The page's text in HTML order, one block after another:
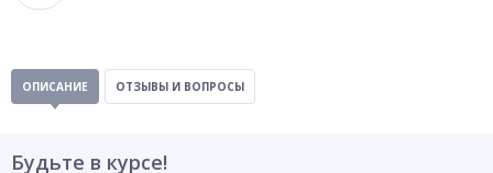
ОПИСАНИЕ ОТЗЫВЫ И ВОПРОСЫ
Будьте в курсе!